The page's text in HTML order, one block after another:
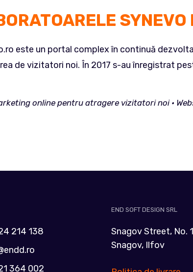
SYNEVO
este un portal complex în continuă
de vizitatori noi. În 2017 s-au înregistrat
online pentru atragere vizitatori noi •
214 138
364 002
END SOFT DESIGN SRL
Snagov Street, No.
Snagov, Ilfov